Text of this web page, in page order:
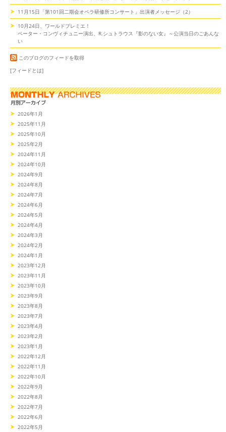
11月15日「第101回二期会オペラ研修所コンサート」出演者メッセージ（2）
10月24日、ワールドプレミエ！
ペーター・コンヴィチュニー演出、R.シュトラウス『影のない女』～公演当日のごあんな
い
このブログのフィードを取得
[フィードとは]
2026年1月
2025年11月
2025年10月
2025年2月
2024年11月
2024年10月
2024年9月
2024年8月
2024年7月
2024年6月
2024年5月
2024年4月
2024年3月
2024年2月
2024年1月
2023年12月
2023年11月
2023年10月
2023年9月
2023年8月
2023年7月
2023年4月
2023年2月
2023年1月
2022年12月
2022年11月
2022年10月
2022年9月
2022年8月
2022年7月
2022年6月
2022年5月